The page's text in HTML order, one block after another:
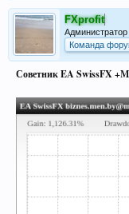
FXprofit
Администратор
Команда
Советник EA SwissFX